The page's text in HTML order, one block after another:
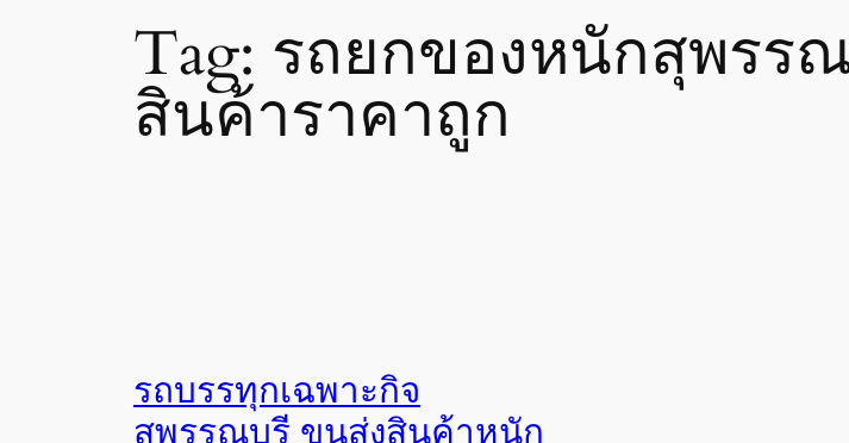
Tag: รถยกของหนักสุพรร
สินค้าราคาถูก
รถบรรทุกเฉพาะกิจ
สุพรรณบุรี ขนส่งสินค้าหนัก